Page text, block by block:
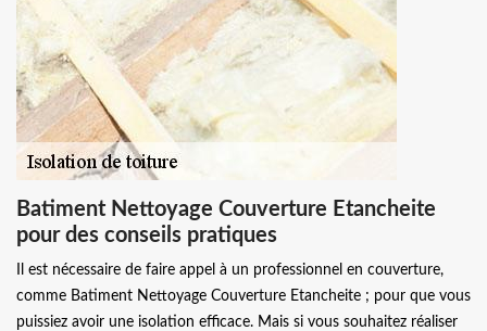
Batiment Nettoyage Couverture Etancheite
pour des conseils pratiques
Il est nécessaire de faire appel à un professionnel en couverture,
comme Batiment Nettoyage Couverture Etancheite ; pour que vous
puissiez avoir une isolation efficace. Mais si vous souhaitez réaliser